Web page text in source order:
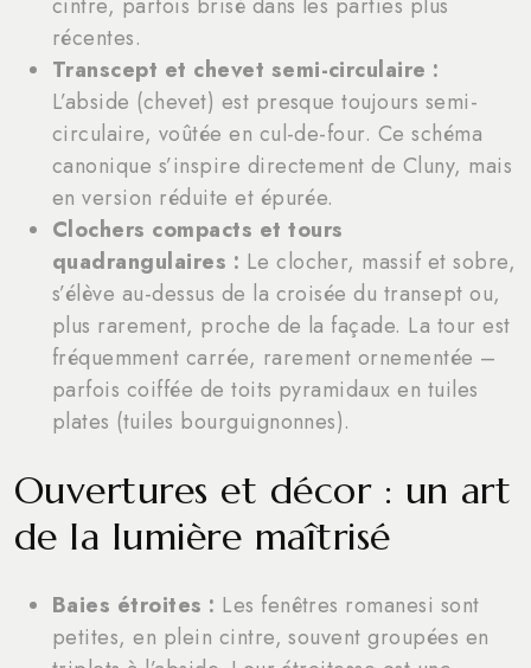
récentes.
Transcept et chevet semi-circulaire :
L’abside (chevet) est presque toujours semi-
circulaire, voûtée en cul-de-four. Ce schéma
canonique s’inspire directement de Cluny, mais
en version réduite et épurée.
Clochers compacts et tours
quadrangulaires : Le clocher, massif et sobre,
s’élève au-dessus de la croisée du transept ou,
plus rarement, proche de la façade. La tour est
fréquemment carrée, rarement ornementée –
parfois coiffée de toits pyramidaux en tuiles
plates (tuiles bourguignonnes).
Ouvertures et décor : un art
de la lumière maîtrisé
Baies étroites : Les fenêtres romanesi sont
petites, en plein cintre, souvent groupées en